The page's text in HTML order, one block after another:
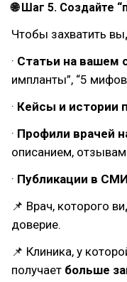
🌐 Шаг 5. Создайте
Чтобы захватить
· Статьи на вашем
импланты”, “5
· Кейсы и истории
· Профили врачей
описанием,
· Публикации в
📌 Врач, которого
доверие.
📌 Клиника, у
получает больше